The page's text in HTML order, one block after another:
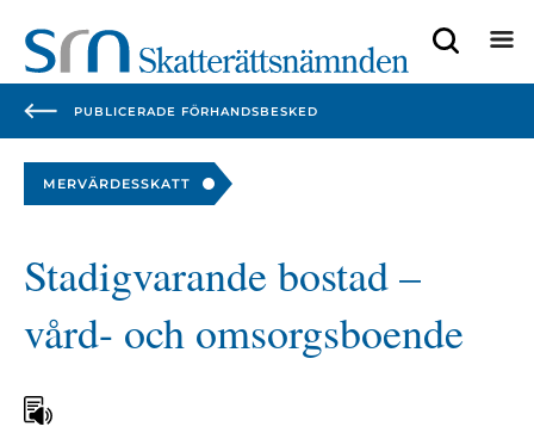
start
end
PUBLICERADE FÖRHANDSBESKED
MERVÄRDESSKATT
Stadigvarande bostad –
vård- och omsorgsboende